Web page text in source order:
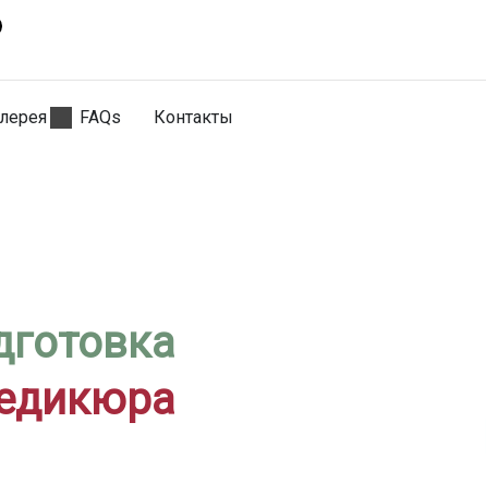
FAQs Контакты